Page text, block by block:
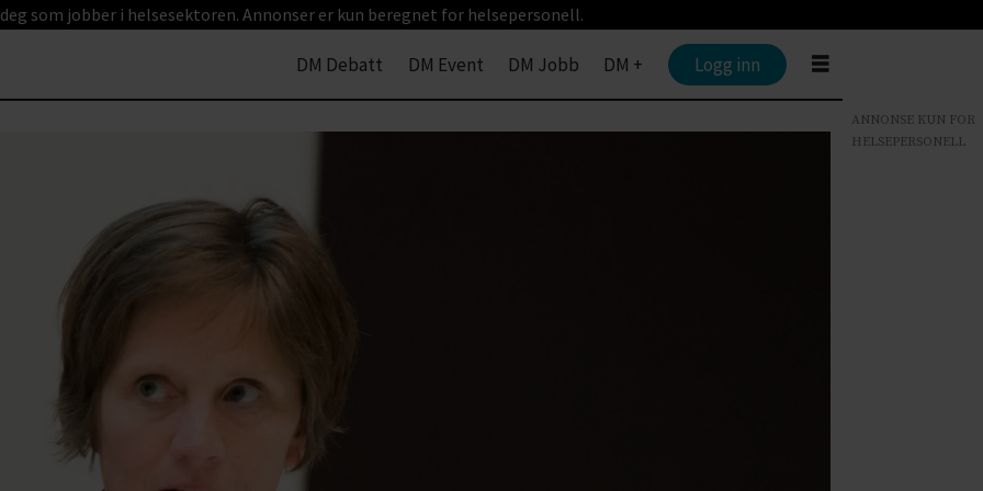
som jobber i helsesektoren. Annonser er kun beregnet for helsepersonell.
DM Debatt DM Event DM Jobb DM + Logg inn
ANNONSE KUN FOR
HELSEPERSONELL